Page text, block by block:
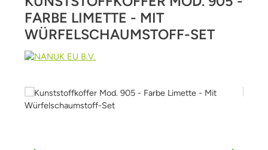
FARBE LIMETTE - MIT
WÜRFELSCHAUMSTOFF-SET
Bildergalerie überspringen